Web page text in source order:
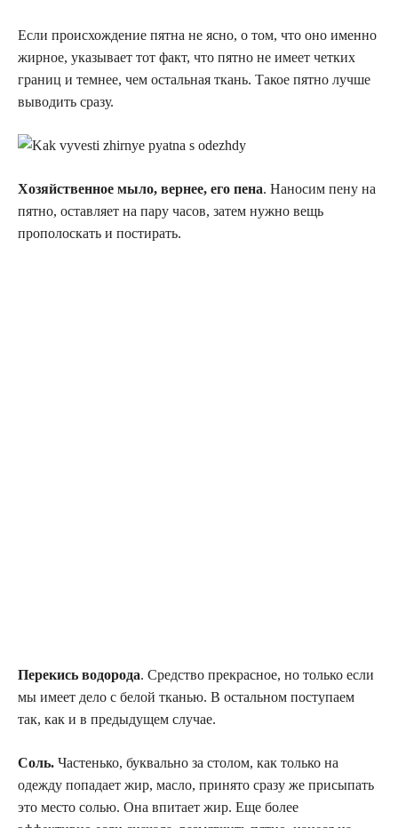
Если происхождение пятна не ясно, о том, что оно именно
жирное, указывает тот факт, что пятно не имеет четких
границ и темнее, чем остальная ткань. Такое пятно лучше
выводить сразу.
Хозяйственное мыло, вернее, его пена. Наносим пену на
пятно, оставляет на пару часов, затем нужно вещь
прополоскать и постирать.
Перекись водорода. Средство прекрасное, но только если
мы имеет дело с белой тканью. В остальном поступаем
так, как и в предыдущем случае.
Соль. Частенько, буквально за столом, как только на
одежду попадает жир, масло, принято сразу же присыпать
это место солью. Она впитает жир. Еще более